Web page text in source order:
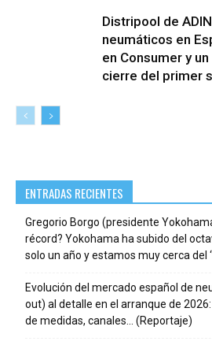
Distripool de
neumáticos en
en Consumer y
cierre del primer
ENTRADAS RECIENTES
Gregorio Borgo (presidente
récord? Yokohama ha subido del
solo un año y estamos muy cerca del
Evolución del mercado español de
out) al detalle en el arranque de
de medidas, canales… (Reportaje)